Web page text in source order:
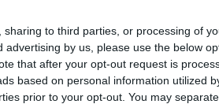
to third parties, or processing of
advertising by us, please use the below
that after your opt-out request is
based on personal information utilized
prior to your opt-out. You may